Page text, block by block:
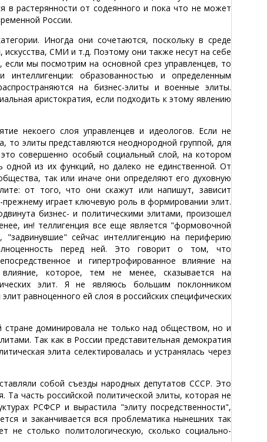
в растерянности от содеянного и пока что не может
России.
Иногда они сочетаются, поскольку в среде
искусства, СМИ и т.д. Поэтому они также несут на себе
если мы посмотрим на основной срез управленцев, то
образованностью и определенным
на бизнес-элиты и военные элиты.
аристократия, если подходить к этому явлению
некоего слоя управленцев и идеологов. Если не
то элиты представляются неоднородной группой, для
совершенно особый социальный слой, на котором
из их функций, но далеко не единственной. От
так или иначе они определяют его духовную
от того, что они скажут или напишут, зависит
играет ключевую роль в формировании элит.
бизнес- и политическими элитами, произошел
ин! теллигенция все еще является "формовочной
сейчас интеллигенцию на периферию
перед ней. Это говорит о том, что
и гипертрофированное влияние на
которое, тем не менее, сказывается на
элит. Я не являюсь большим поклонником
равноценного ей слоя в российских специфических
стране доминировала не только над обществом, но и
Так как в России представительная демократия
элита селектировалась и устранялась через
собой съезды народных депутатов СССР. Это
часть российской политической элиты, которая не
РСФСР и вырастила "элиту посредственности",
и заканчивается вся проблематика нынешних так
не столько политологическую, сколько социально-